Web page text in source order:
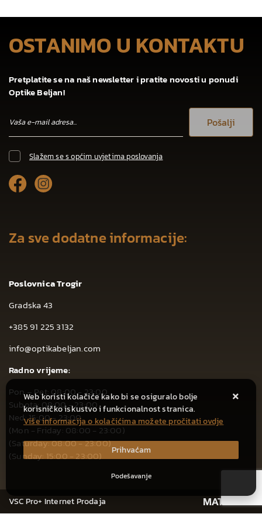
OSTANIMO U KONTAKTU
Pretplatite se na naš newsletter i pratite novosti u ponudi
Optike Beljan!
Pošalji
Slažem se s općim uvjetima poslovanja
Za sve dodatne informacije:
Poslovnica Trogir
Gradska 43
+385 91 225 3132
info@optikabeljan.com
Radno vrijeme:
Pon – Pet: 08:00 - 23:00
Subota: 08:00 - 23:00
Ned: 15:00 - 23:00
(Mon - Friday: 08:00 - 23:00)
(Saturday: 08:00 - 23:00)
(Sunday: 15:00 - 23:00)
VSC Pro+ Internet Prodaja
Web koristi kolačiće kako bi se osiguralo bolje
korisničko iskustvo i funkcionalnost stranica.
Više informacija o kolačićima možete pročitati ovdje
Prihvaćam
Podešavanje